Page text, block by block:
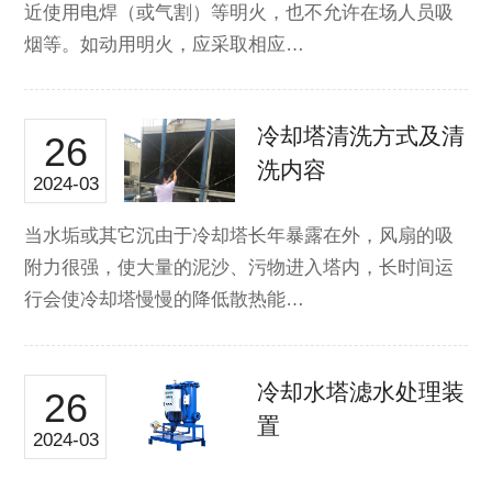
近使用电焊（或气割）等明火，也不允许在场人员吸
烟等。如动用明火，应采取相应…
26
2024-03
冷却塔清洗方式及清
洗内容
当水垢或其它沉由于冷却塔长年暴露在外，风扇的吸
附力很强，使大量的泥沙、污物进入塔内，长时间运
行会使冷却塔慢慢的降低散热能…
26
2024-03
冷却水塔滤水处理装
置